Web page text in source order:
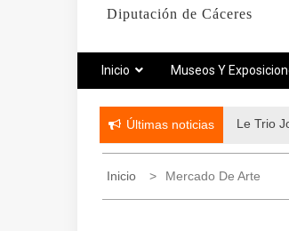
Diputación de Cáceres
Inicio Museos Y
Últimas noticias Le Trio
Inicio Mercado De Arte